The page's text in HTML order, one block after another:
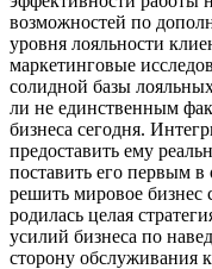
возможностей по
уровня лояльности
маркетинговые
солидной базы
ли не единственным
бизнеса сегодня.
предоставить ему
поставить его первым в
решить мировое бизнес
родилась целая
усилий бизнеса по
сторону обслуживания